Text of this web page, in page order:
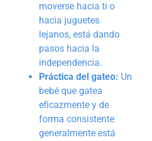
moverse hacia ti o
hacia juguetes
lejanos, está dando
pasos hacia la
independencia.
Práctica del gateo: Un
bebé que gatea
eficazmente y de
forma consistente
generalmente está